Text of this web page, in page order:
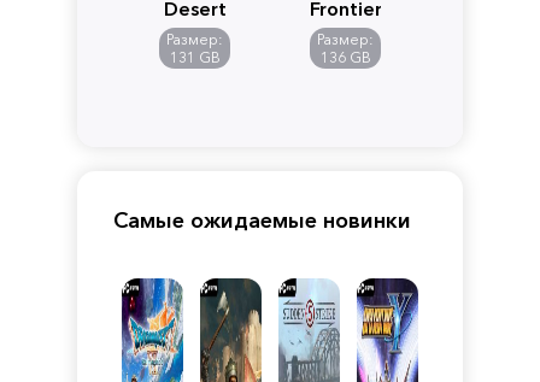
Desert
Размер:
131 GB
Frontiers
of
Pandora
Размер:
136 GB
Самые ожидаемые новинки